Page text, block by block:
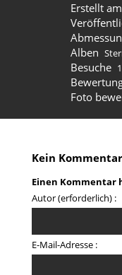
Erstellt am
Alben
Besuche
Foto
Kein
Einen Kommentar
Autor (erforderlich) :
E-Mail-Adresse :